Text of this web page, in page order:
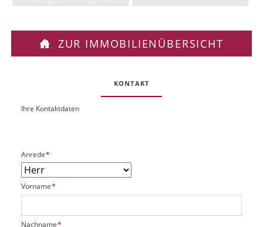
ZUR IMMOBILIENÜBERSICHT
KONTAKT
O
k
P
t
UIhre Kontaktdaten
P
f
l
i
c
t
Anrede*
P
f
i
Vorname*
P
Nachname*